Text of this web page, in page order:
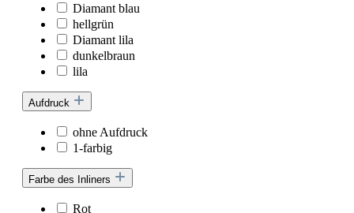
Diamant blau
hellgrün
Diamant lila
dunkelbraun
lila
Aufdruck
ohne Aufdruck
1-farbig
Farbe des Inliners
Rot